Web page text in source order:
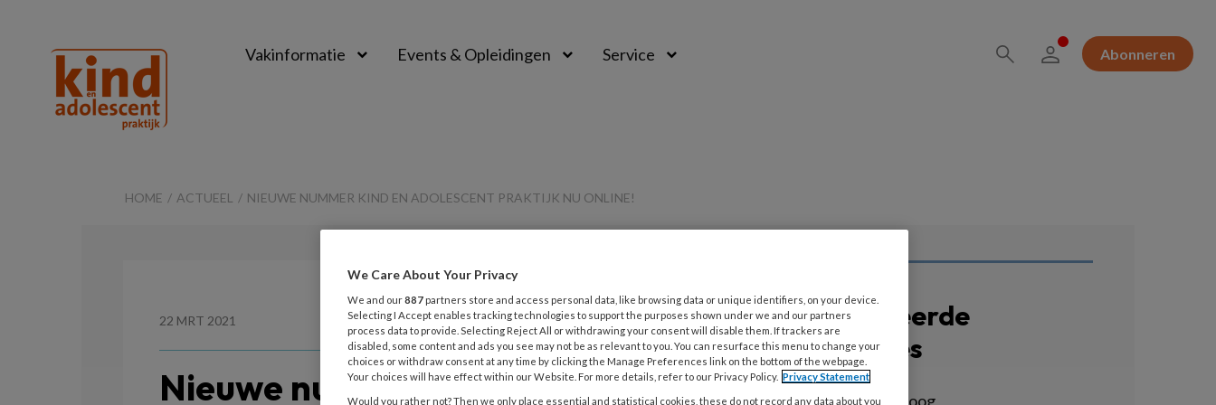
&
Vakinformatie Events & Opleidingen Service Abonneren
HOME ACTUEEL NIEUWE NUMMER KIND EN ADOLESCENT PRAKTIJK NU ONLINE!
22 MRT 2021 Opslaan Reacties 0 Delen
Nieuwe nummer Kind en
Gerelateerde
vacatures
Klinisch psycholoog
We Care About Your Privacy
We and our887 partners store and access personal data, like browsing data or unique identifiers, on your device.
Selecting I Accept enables tracking technologies to support the purposes shown under we and our partners
process data to provide. Selecting Reject All or withdrawing your consent will disable them. If trackers are
disabled, some content and ads you see may not be as relevant to you. You can resurface this menu to change your
choices or withdraw consent at any time by clicking the Manage Preferences link on the bottom of the webpage.
Your choices will have effect within our Website. For more details, refer to our Privacy Policy. Privacy Statement
Would you rather not? Then we only place essential and statistical cookies, these do not record any data about you